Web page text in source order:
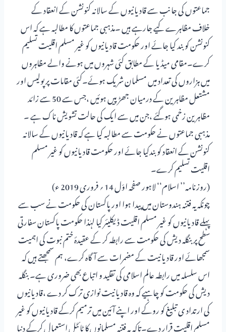
جماعتوں کی جانب سے قادیانیوں کے سالانہ کنونشن کے انعقاد کے
خلاف مظاہرے کیے جارہے ہیں ۔مذہبی جماعتوں کا مطالبہ ہے کہ اس
کنونشن کو بند کیا جائے اور حکومت قادیانیوں کو غیر مسلم اقلیت تسلیم
کرے۔مقامی میڈیا کے مطابق کئی شہروں میں ہونے والے مظاہروں
میں ہزاروں کی تعداد میں مسلمان شریک ہوئے۔کئی مقامات پر پولیس اور
مشتعل مظاہرین کے درمیان جھڑپیں ہوئیں ،جس سے 50 سے زائد
مظاہرین زخمی ہوگئے ،جن میں سے ایک کی حالت تشویش ناک ہے ۔
مذہبی جماعتوں نے حکومت سے مطالبہ کیا ہے کہ قادیانیوں کے سالانہ
کنونشن کے انعقاد کو بندکیا جائے اور حکومت قادیانیوں کو غیر مسلم
اقلیت تسلیم کرے۔
(روزنامہ’’ اسلام‘‘ لاہور صفحہ اوّل 14 ؍ فروری 2019 ء)
چونکہ یہ فتنہ ہندوستان میں پیدا ہوا اور پاکستان کی حکومت نے سب سے
پہلے قادیانیوں کو غیر مسلم اقلیت ڈیکلیئر کیا لہٰذا حکومت پاکستان سفارتی
سطح پر بنگلہ دیش کی حکومت سے رابطہ کر کے عقیدۂ ختم نبوت کی اہمیت
سمجھائے اور قادیانیت کے مضمرات سے آگاہ کرے، ہم سمجھتے ہیں کہ
اس سلسلہ میں رابطہ عالم اسلامی کی تقلید و اتباع بھی ضروری ہے۔ بنگلہ
دیش کی حکومت کو چاہیے کہ وہ قادیانیت نوازی ترک کر دے ،قادیانیوں
کی ارتداد ی تبلیغ کو روکے اور اپنے آئین میں ترمیم کرکے قادیانیوں کو غیر
مسلم اقلیت قرار دے۔تاکہ یہ فتنہ مسلمانوں کا ٹائٹل استعمال کرکے دنیا